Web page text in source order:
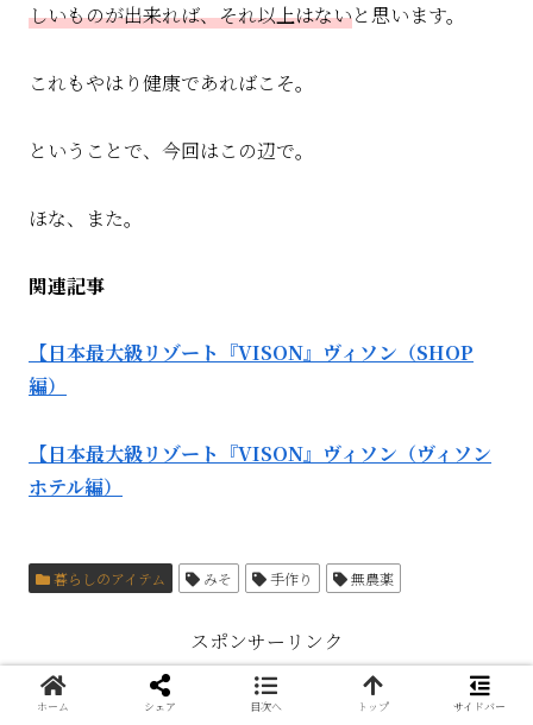
しいものが出来れば、それ以上はないと思います。
これもやはり健康であればこそ。
ということで、今回はこの辺で。
ほな、また。
関連記事
【日本最大級リゾート『VISON』ヴィソン（SHOP
編）
【日本最大級リゾート『VISON』ヴィソン（ヴィソン
ホテル編）
暮らしのアイテム みそ 手作り 無農薬
スポンサーリンク
ホーム シェア 目次へ トップ サイドバー